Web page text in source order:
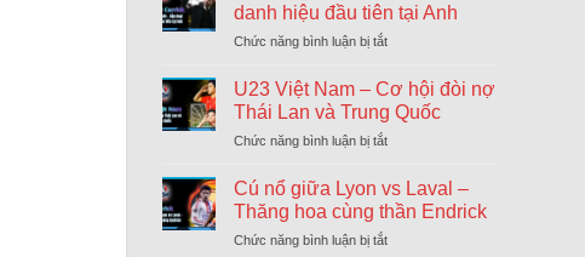
Tonali
James
gọi
lại
cầu
Sverre
Nypan
từ
CLB
danh hiệu đầu tiên tại Anh
Chức năng bình luận bị tắtở
gây
sốc
–
Sắp
danh
hiệu
tiên
U23 Việt Nam – Cơ hội đòi nợ
Thái Lan và Trung Quốc
Chức năng bình luận bị tắtở
Việt
Nam
–
Cơ
Cú nổ giữa Lyon vs Laval –
Thăng hoa cùng thần Endrick
Chức năng bình luận bị tắtở